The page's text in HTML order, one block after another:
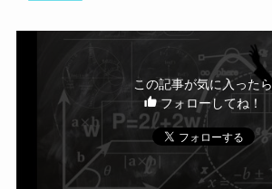
この記事が気に入ったら
フォローしてね！